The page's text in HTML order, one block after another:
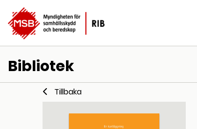
Bibliotek
Tillbaka